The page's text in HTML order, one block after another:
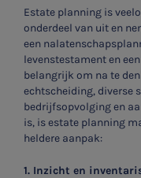
Estate planning is
onderdeel van uit en
een
levenstestament en
belangrijk om na te
echtscheiding, diverse
bedrijfsopvolging en
is, is estate planning
heldere aanpak:
1. Inzicht en